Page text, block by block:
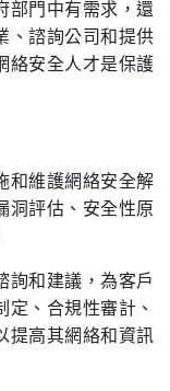
部門中有需求，還
、諮詢公司和提供
絡安全人才是保護
和維護網絡安全解
洞評估、安全性原
詢和建議，為客戶
、合規性審計、
提高其網絡和資訊